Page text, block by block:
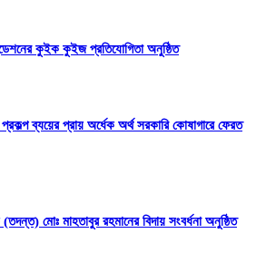
কুইক কুইজ প্রতিযোগিতা অনুষ্ঠিত
ব্যয়ের প্রায় অর্ধেক অর্থ সরকারি কোষাগারে ফেরত
মোঃ মাহতাবুর রহমানের বিদায় সংবর্ধনা অনুষ্ঠিত